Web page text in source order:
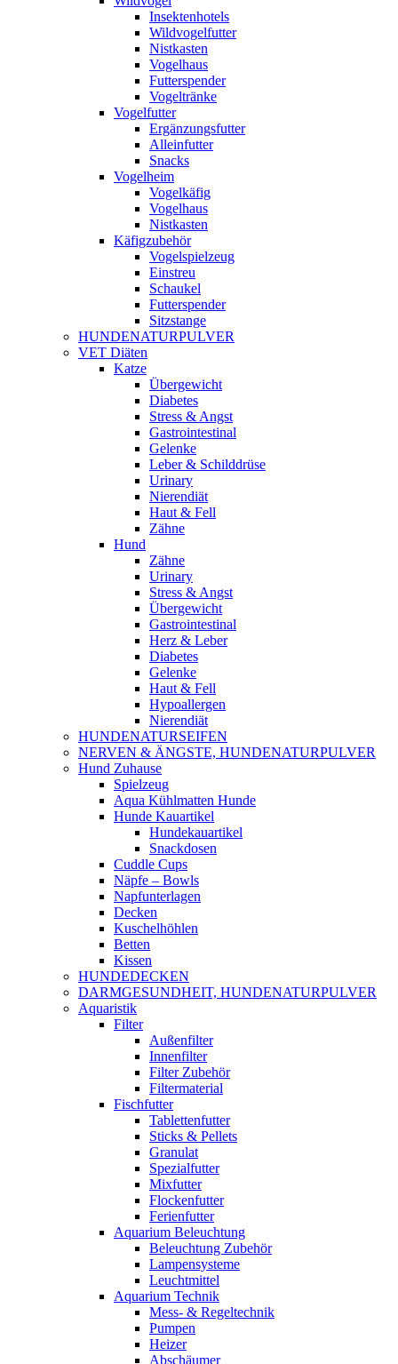
Insektenhotels
Wildvogelfutter
Nistkasten
Vogelhaus
Futterspender
Vogeltränke
Vogelfutter
Ergänzungsfutter
Alleinfutter
Snacks
Vogelheim
Vogelkäfig
Vogelhaus
Nistkasten
Käfigzubehör
Vogelspielzeug
Einstreu
Schaukel
Futterspender
Sitzstange
HUNDENATURPULVER
VET Diäten
Katze
Übergewicht
Diabetes
Stress & Angst
Gastrointestinal
Gelenke
Leber & Schilddrüse
Urinary
Nierendiät
Haut & Fell
Zähne
Hund
Zähne
Urinary
Stress & Angst
Übergewicht
Gastrointestinal
Herz & Leber
Diabetes
Gelenke
Haut & Fell
Hypoallergen
Nierendiät
HUNDENATURSEIFEN
NERVEN & ÄNGSTE, HUNDENATURPULVER
Hund Zuhause
Spielzeug
Aqua Kühlmatten Hunde
Hunde Kauartikel
Hundekauartikel
Snackdosen
Cuddle Cups
Näpfe – Bowls
Napfunterlagen
Decken
Kuschelhöhlen
Betten
Kissen
HUNDEDECKEN
DARMGESUNDHEIT, HUNDENATURPULVER
Aquaristik
Filter
Außenfilter
Innenfilter
Filter Zubehör
Filtermaterial
Fischfutter
Tablettenfutter
Sticks & Pellets
Granulat
Spezialfutter
Mixfutter
Flockenfutter
Ferienfutter
Aquarium Beleuchtung
Beleuchtung Zubehör
Lampensysteme
Leuchtmittel
Aquarium Technik
Mess- & Regeltechnik
Pumpen
Heizer
Abschäumer